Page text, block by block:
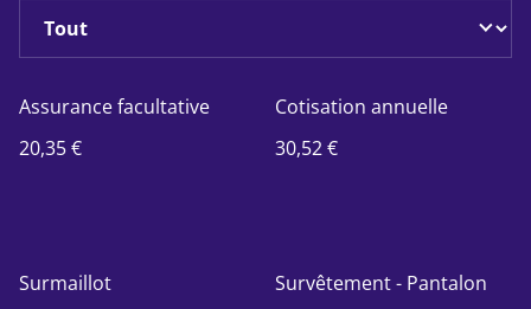
Assurance facultative
20,35 €
Cotisation annuelle
30,52 €
Surmaillot
Survêtement - Pantalon